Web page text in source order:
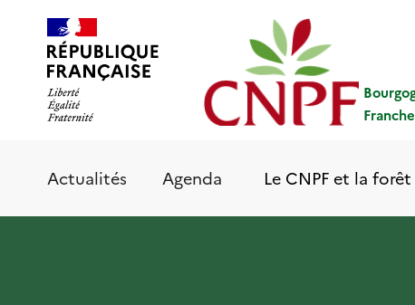
contenu
principal
Actualités Agenda Le CNPF et la